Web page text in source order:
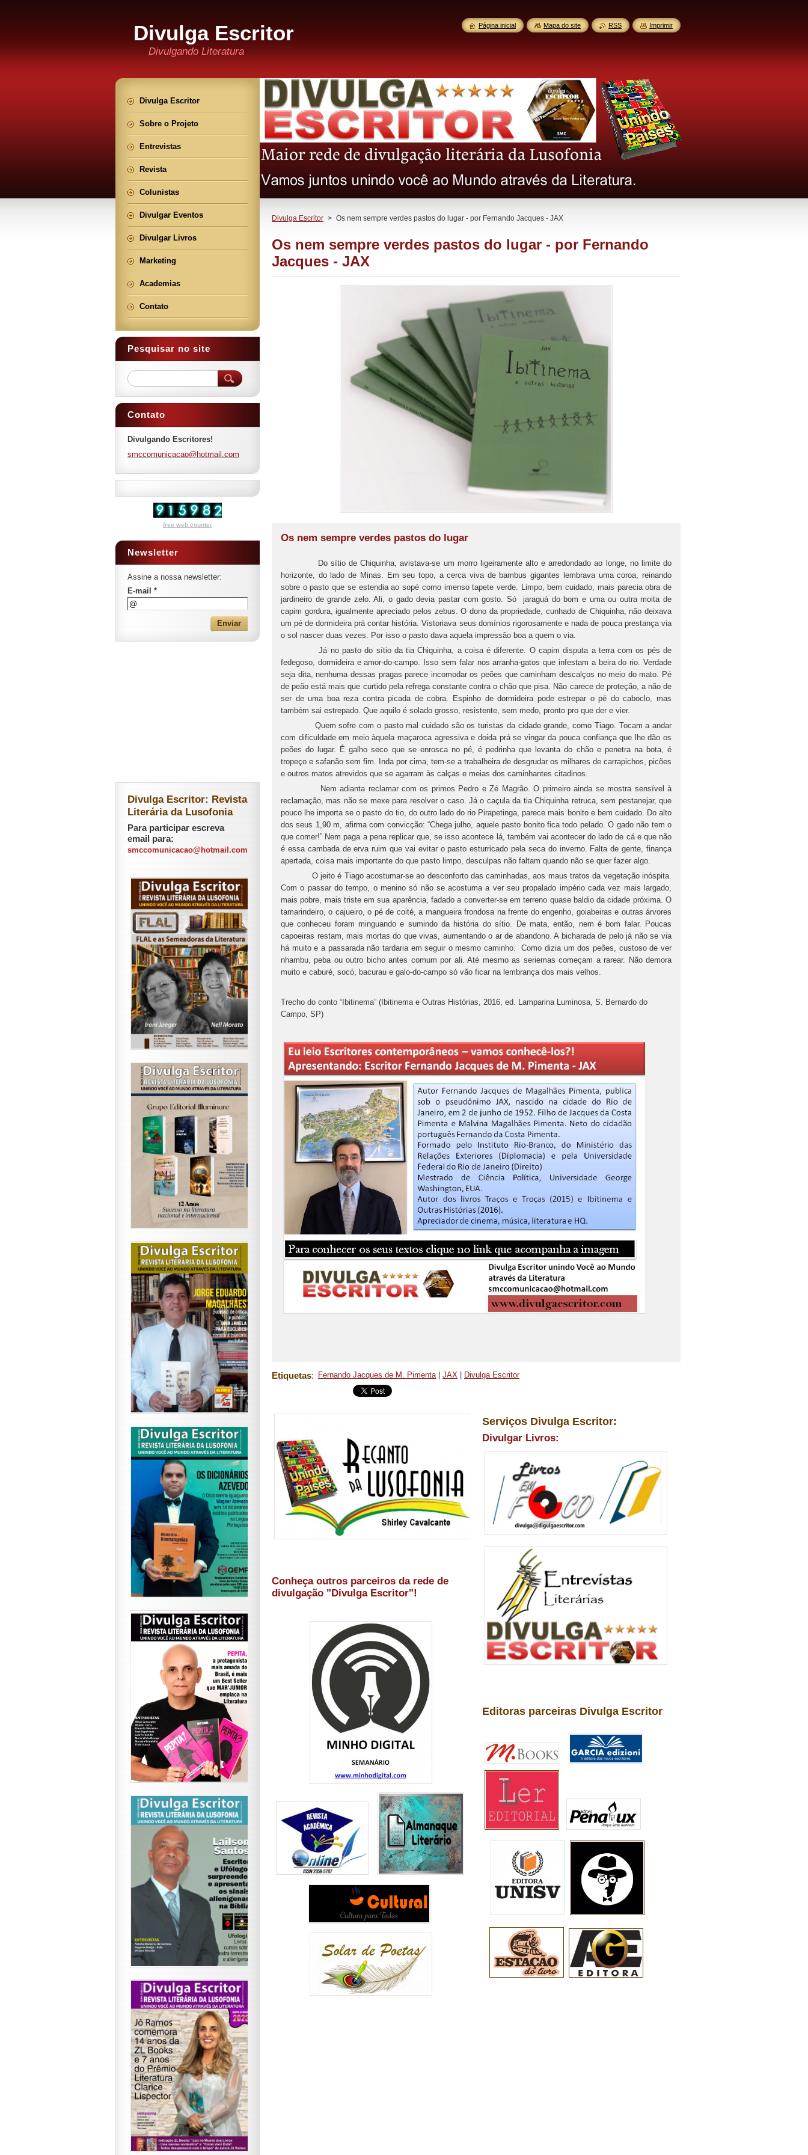
Divulga Escritor
Divulgando Literatura
Divulga Escritor > Os nem sempre verdes pastos do lugar - por Fernando Jacques - JAX
Os nem sempre verdes pastos do lugar - por Fernando
Jacques - JAX
Os nem sempre verdes pastos do lugar
Do sítio de Chiquinha, avistava-se um morro ligeiramente alto e arredondado ao longe, no limite do
horizonte, do lado de Minas. Em seu topo, a cerca viva de bambus gigantes lembrava uma coroa, reinando
sobre o pasto que se estendia ao sopé como imenso tapete verde. Limpo, bem cuidado, mais parecia obra de
jardineiro de grande zelo. Ali, o gado devia pastar com gosto. Só jaraguá do bom e uma ou outra moita de
capim gordura, igualmente apreciado pelos zebus. O dono da propriedade, cunhado de Chiquinha, não deixava
um pé de dormideira prá contar história. Vistoriava seus domínios rigorosamente e nada de pouca prestança via
o sol nascer duas vezes. Por isso o pasto dava aquela impressão boa a quem o via.
Já no pasto do sítio da tia Chiquinha, a coisa é diferente. O capim disputa a terra com os pés de
fedegoso, dormideira e amor-do-campo. Isso sem falar nos arranha-gatos que infestam a beira do rio. Verdade
seja dita, nenhuma dessas pragas parece incomodar os peões que caminham descalços no meio do mato. Pé
de peão está mais que curtido pela refrega constante contra o chão que pisa. Não carece de proteção, a não de
ser de uma boa reza contra picada de cobra. Espinho de dormideira pode estrepar o pé do caboclo, mas
também sai estrepado. Que aquilo é solado grosso, resistente, sem medo, pronto pro que der e vier.
Quem sofre com o pasto mal cuidado são os turistas da cidade grande, como Tiago. Tocam a andar
com dificuldade em meio àquela maçaroca agressiva e doida prá se vingar da pouca confiança que lhe dão os
peões do lugar. É galho seco que se enrosca no pé, é pedrinha que levanta do chão e penetra na bota, é
tropeço e safanão sem fim. Inda por cima, tem-se a trabalheira de desgrudar os milhares de carrapichos, picões
e outros matos atrevidos que se agarram às calças e meias dos caminhantes citadinos.
Nem adianta reclamar com os primos Pedro e Zé Magrão. O primeiro ainda se mostra sensível à
reclamação, mas não se mexe para resolver o caso. Já o caçula da tia Chiquinha retruca, sem pestanejar, que
pouco lhe importa se o pasto do tio, do outro lado do rio Pirapetinga, parece mais bonito e bem cuidado. Do alto
dos seus 1,90 m, afirma com convicção: “Chega julho, aquele pasto bonito fica todo pelado. O gado não tem o
que comer!” Nem paga a pena replicar que, se isso acontece lá, também vai acontecer do lado de cá e que não
é essa cambada de erva ruim que vai evitar o pasto esturricado pela seca do inverno. Falta de gente, finança
apertada, coisa mais importante do que pasto limpo, desculpas não faltam quando não se quer fazer algo.
O jeito é Tiago acostumar-se ao desconforto das caminhadas, aos maus tratos da vegetação inóspita.
Com o passar do tempo, o menino só não se acostuma a ver seu propalado império cada vez mais largado,
mais pobre, mais triste em sua aparência, fadado a converter-se em terreno quase baldio da cidade próxima. O
tamarindeiro, o cajueiro, o pé de coité, a mangueira frondosa na frente do engenho, goiabeiras e outras árvores
que conheceu foram minguando e sumindo da história do sítio. De mata, então, nem é bom falar. Poucas
capoeiras restam, mais mortas do que vivas, aumentando o ar de abandono. A bicharada de pelo já não se via
há muito e a passarada não tardaria em seguir o mesmo caminho. Como dizia um dos peões, custoso de ver
nhambu, peba ou outro bicho antes comum por ali. Até mesmo as seriemas começam a rarear. Não demora
muito e caburé, socó, bacurau e galo-do-campo só vão ficar na lembrança dos mais velhos.
Trecho do conto “Ibitinema” (Ibitinema e Outras Histórias, 2016, ed. Lamparina Luminosa, S. Bernardo do
Campo, SP)
Etiquetas: Fernando Jacques de M. Pimenta JAX Divulga Escritor
Conheça outros parceiros da rede de
divulgação "Divulga Escritor"!
Serviços Divulga Escritor:
Divulgar Livros:
Editoras parceiras Divulga Escritor
Divulga Escritor
Sobre o Projeto
Entrevistas
Revista
Colunistas
Divulgar Eventos
Divulgar Livros
Marketing
Academias
Contato
Pesquisar no site
Contato
Divulgando Escritores!
smccomunicacao@hotmail.com
free web counter
Newsletter
Assine a nossa newsletter:
E-mail *
Divulga Escritor: Revista
Literária da Lusofonia
Para participar escreva
email para:
smccomunicacao@hotmail.com
Página inicial Mapa do site RSS Imprimir